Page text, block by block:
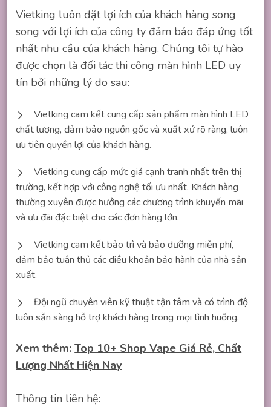
Vietking luôn đặt lợi ích của khách hàng song
song với lợi ích của công ty đảm bảo đáp ứng tốt
nhất nhu cầu của khách hàng. Chúng tôi tự hào
được chọn là đối tác thi công màn hình LED uy
tín bởi những lý do sau:
Vietking cam kết cung cấp sản phẩm màn hình LED
chất lượng, đảm bảo nguồn gốc và xuất xứ rõ ràng, luôn
ưu tiên quyền lợi của khách hàng.
Vietking cung cấp mức giá cạnh tranh nhất trên thị
trường, kết hợp với công nghệ tối ưu nhất. Khách hàng
thường xuyên được hưởng các chương trình khuyến mãi
và ưu đãi đặc biệt cho các đơn hàng lớn.
Vietking cam kết bảo trì và bảo dưỡng miễn phí,
đảm bảo tuân thủ các điều khoản bảo hành của nhà sản
xuất.
Đội ngũ chuyên viên kỹ thuật tận tâm và có trình độ
luôn sẵn sàng hỗ trợ khách hàng trong mọi tình huống.
Xem thêm:Top 10+ Shop Vape Giá Rẻ, Chất
Lượng Nhất Hiện Nay
Thông tin liên hệ: